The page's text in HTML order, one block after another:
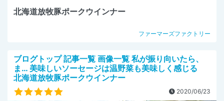
北海道放牧豚ポークウインナー
ファーマーズファクトリー
ブログトップ 記事一覧 画像一覧 私が振り向いたら、
ま… 美味しいソーセージは温野菜も美味しく感じる
北海道放牧豚ポークウインナー
2020/06/23